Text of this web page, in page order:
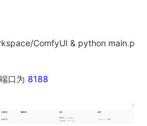
ComfyUI & python main.p
端口为 8188